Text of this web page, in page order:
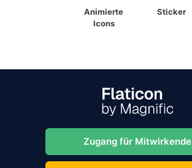
Animierte
Icons
Sticker
Zugang für Mitwirkende